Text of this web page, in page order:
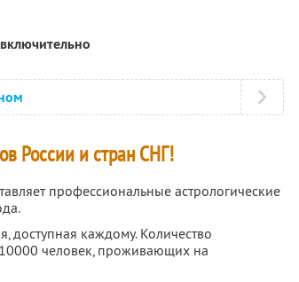
России и стран СНГ!
профессиональные астрологические
доступная каждому. Количество
человек, проживающих на